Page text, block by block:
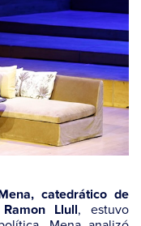
catedrático de
Llull , estuvo